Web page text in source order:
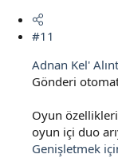
#11
Adnan Kel'
Gönderi
Oyun
oyun içi duo
Genişletmek